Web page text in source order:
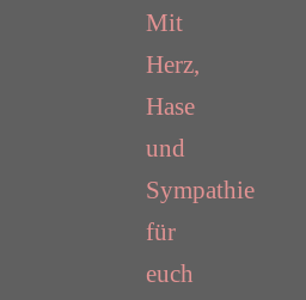
Mit
Herz,
Hase
und
Sympathie
für
euch